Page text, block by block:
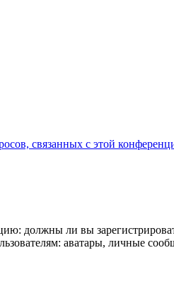
связанных с этой
должны ли вы
аватары, личные